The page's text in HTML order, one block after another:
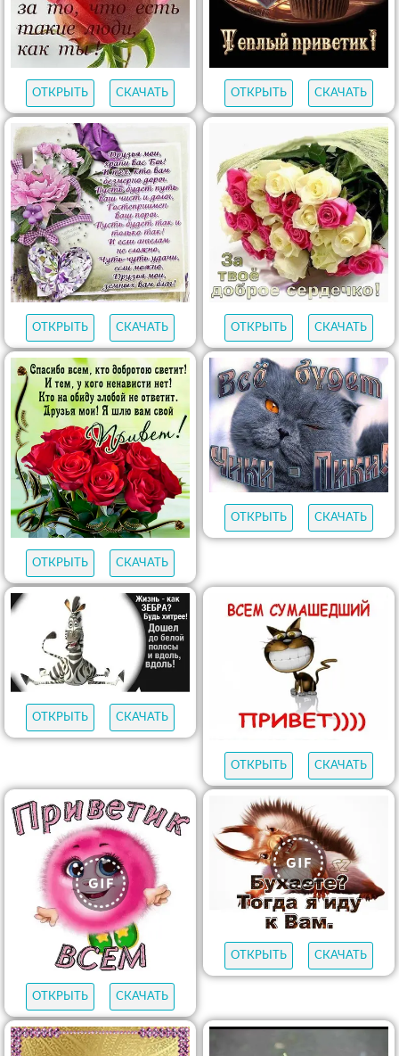
ОТКРЫТЬ СКАЧАТЬ ОТКРЫТЬ СКАЧАТЬ
ОТКРЫТЬ СКАЧАТЬ ОТКРЫТЬ СКАЧАТЬ
ОТКРЫТЬ СКАЧАТЬ
ОТКРЫТЬ СКАЧАТЬ
ОТКРЫТЬ СКАЧАТЬ
ОТКРЫТЬ СКАЧАТЬ
ОТКРЫТЬ СКАЧАТЬ
ОТКРЫТЬ СКАЧАТЬ